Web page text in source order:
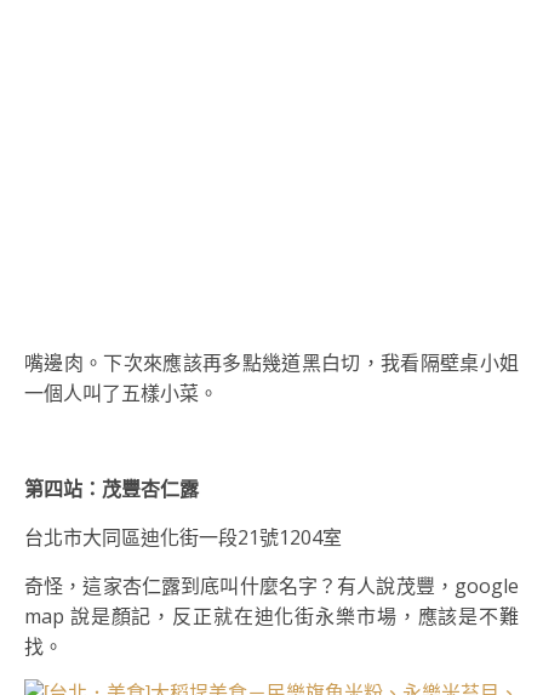
嘴邊肉。下次來應該再多點幾道黑白切，我看隔壁桌小姐
一個人叫了五樣小菜。
第四站：茂豐杏仁露
台北市大同區迪化街一段21號1204室
奇怪，這家杏仁露到底叫什麼名字？有人說茂豐，google
map 說是顏記，反正就在迪化街永樂市場，應該是不難
找。